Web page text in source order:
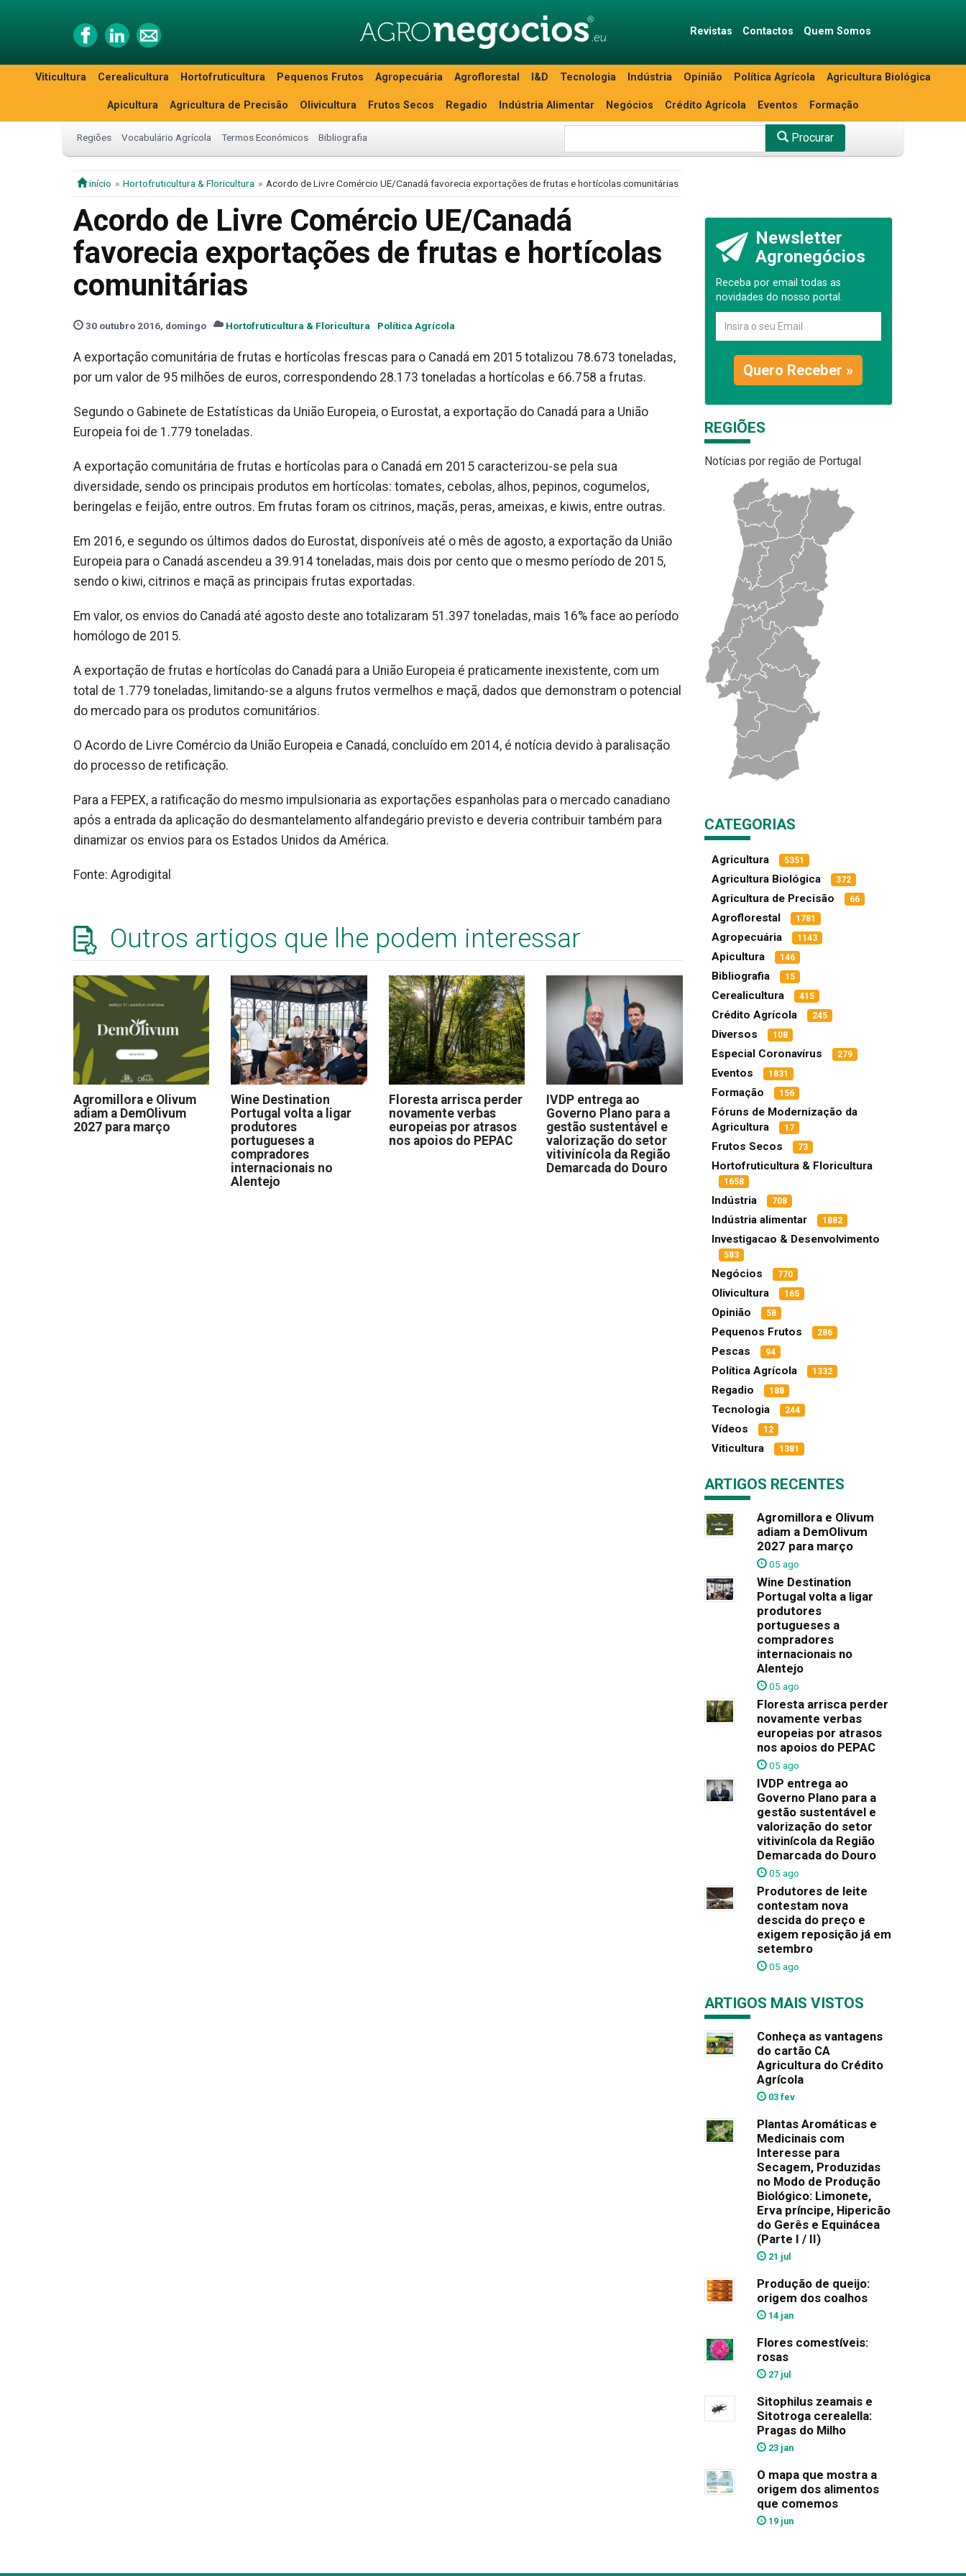
Revistas Contactos Quem Somos
Viticultura Cerealicultura Hortofruticultura Pequenos Frutos Agropecuária Agroflorestal I&D Tecnologia Indústria Opinião Política Agrícola Agricultura Biológica
Apicultura Agricultura de Precisão Olivicultura Frutos Secos Regadio Indústria Alimentar Negócios Crédito Agrícola Eventos Formação
Regiões Vocabulário Agrícola Termos Económicos Bibliografia Procurar
início Hortofruticultura & Floricultura Acordo de Livre Comércio UE/Canadá favorecia exportações de frutas e hortícolas comunitárias
Acordo de Livre Comércio UE/Canadá
favorecia exportações de frutas e hortícolas
comunitárias
30 outubro 2016, domingo Hortofruticultura & Floricultura Política Agrícola
A exportação comunitária de frutas e hortícolas frescas para o Canadá em 2015 totalizou 78.673 toneladas,
por um valor de 95 milhões de euros, correspondendo 28.173 toneladas a hortícolas e 66.758 a frutas.
Segundo o Gabinete de Estatísticas da União Europeia, o Eurostat, a exportação do Canadá para a União
Europeia foi de 1.779 toneladas.
A exportação comunitária de frutas e hortícolas para o Canadá em 2015 caracterizou-se pela sua
diversidade, sendo os principais produtos em hortícolas: tomates, cebolas, alhos, pepinos, cogumelos,
beringelas e feijão, entre outros. Em frutas foram os citrinos, maçãs, peras, ameixas, e kiwis, entre outras.
Em 2016, e segundo os últimos dados do Eurostat, disponíveis até o mês de agosto, a exportação da União
Europeia para o Canadá ascendeu a 39.914 toneladas, mais dois por cento que o mesmo período de 2015,
sendo o kiwi, citrinos e maçã as principais frutas exportadas.
Em valor, os envios do Canadá até agosto deste ano totalizaram 51.397 toneladas, mais 16% face ao período
homólogo de 2015.
A exportação de frutas e hortícolas do Canadá para a União Europeia é praticamente inexistente, com um
total de 1.779 toneladas, limitando-se a alguns frutos vermelhos e maçã, dados que demonstram o potencial
do mercado para os produtos comunitários.
O Acordo de Livre Comércio da União Europeia e Canadá, concluído em 2014, é notícia devido à paralisação
do processo de retificação.
Para a FEPEX, a ratificação do mesmo impulsionaria as exportações espanholas para o mercado canadiano
após a entrada da aplicação do desmantelamento alfandegário previsto e deveria contribuir também para
dinamizar os envios para os Estados Unidos da América.
Fonte: Agrodigital
Outros artigos que lhe podem interessar
Agromillora e Olivum
adiam a DemOlivum
2027 para março
Wine Destination
Portugal volta a ligar
produtores
portugueses a
compradores
internacionais no
Alentejo
Floresta arrisca perder
novamente verbas
europeias por atrasos
nos apoios do PEPAC
IVDP entrega ao
Governo Plano para a
gestão sustentável e
valorização do setor
vitivinícola da Região
Demarcada do Douro
Newsletter
Agronegócios
Receba por email todas as
novidades do nosso portal.
Quero Receber »
REGIÕES
Notícias por região de Portugal
CATEGORIAS
Agricultura 5351
Agricultura Biológica 372
Agricultura de Precisão 66
Agroflorestal 1781
Agropecuária 1143
Apicultura 146
Bibliografia 15
Cerealicultura 415
Crédito Agrícola 245
Diversos 108
Especial Coronavírus 279
Eventos 1831
Formação 156
Fóruns de Modernização da
Agricultura
17
Frutos Secos 73
Hortofruticultura & Floricultura
1658
Indústria 708
Indústria alimentar 1882
Investigacao & Desenvolvimento
583
Negócios 770
Olivicultura 165
Opinião 58
Pequenos Frutos 286
Pescas 94
Política Agrícola 1332
Regadio 188
Tecnologia 244
Vídeos 12
Viticultura 1381
ARTIGOS RECENTES
Agromillora e Olivum
adiam a DemOlivum
2027 para março
05 ago
Wine Destination
Portugal volta a ligar
produtores
portugueses a
compradores
internacionais no
Alentejo
05 ago
Floresta arrisca perder
novamente verbas
europeias por atrasos
nos apoios do PEPAC
05 ago
IVDP entrega ao
Governo Plano para a
gestão sustentável e
valorização do setor
vitivinícola da Região
Demarcada do Douro
05 ago
Produtores de leite
contestam nova
descida do preço e
exigem reposição já em
setembro
05 ago
ARTIGOS MAIS VISTOS
Conheça as vantagens
do cartão CA
Agricultura do Crédito
Agrícola
03 fev
Plantas Aromáticas e
Medicinais com
Interesse para
Secagem, Produzidas
no Modo de Produção
Biológico: Limonete,
Erva príncipe, Hipericão
do Gerês e Equinácea
(Parte I / II)
21 jul
Produção de queijo:
origem dos coalhos
14 jan
Flores comestíveis:
rosas
27 jul
Sitophilus zeamais e
Sitotroga cerealella:
Pragas do Milho
23 jan
O mapa que mostra a
origem dos alimentos
que comemos
19 jun